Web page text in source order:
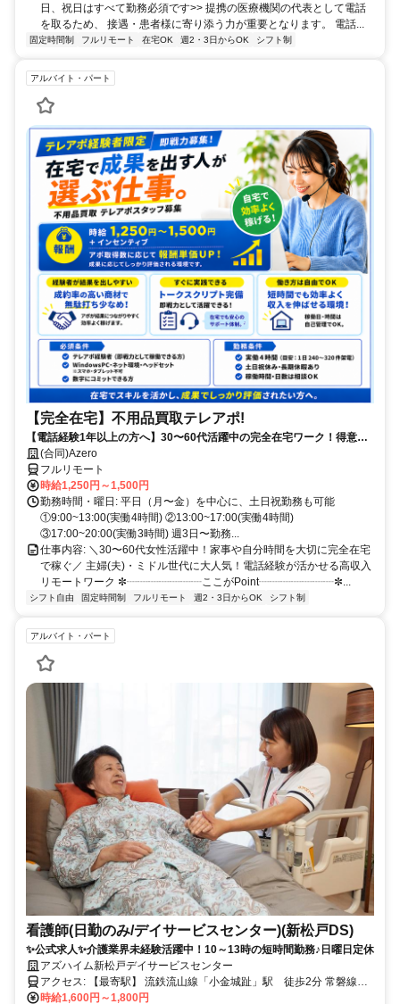
日、祝日はすべて勤務必須です>> 提携の医療機関の代表として電話
を取るため、 接遇・患者様に寄り添う力が重要となります。 電話...
固定時間制 フルリモート 在宅OK 週2・3日からOK シフト制
アルバイト・パート
【完全在宅】不用品買取テレアポ!
【電話経験1年以上の方へ】30〜60代活躍中の完全在宅ワーク！得意な
電話対応で15時までに賢く稼ぐ✨買取経験者は即優遇！
(合同)Azero
フルリモート
時給1,250円～1,500円
勤務時間・曜日: 平日（月〜金）を中心に、土日祝勤務も可能
①9:00~13:00(実働4時間) ②13:00~17:00(実働4時間)
③17:00~20:00(実働3時間) 週3日〜勤務...
仕事内容: ＼30〜60代女性活躍中！家事や自分時間を大切に完全在宅
で稼ぐ／ 主婦(夫)・ミドル世代に大人気！電話経験が活かせる高収入
リモートワーク ✼┈┈┈┈┈┈┈ここがPoint┈┈┈┈┈┈┈✼...
シフト自由 固定時間制 フルリモート 週2・3日からOK シフト制
アルバイト・パート
看護師(日勤のみ/デイサービスセンター)(新松戸DS)
✨公式求人✨介護業界未経験活躍中！10～13時の短時間勤務♪日曜日定休
アズハイム新松戸デイサービスセンター
アクセス: 【最寄駅】 流鉄流山線「小金城趾」駅 徒歩2分 常磐線
「新松戸」駅 徒歩18分 常磐線「北小金」駅 南口4番乗り場より
時給1,600円～1,800円